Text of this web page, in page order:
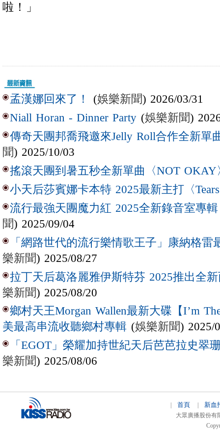
啦！」
孟漢娜回來了！ (娛樂新聞) 2026/03/31
Niall Horan - Dinner Party (娛樂新聞)
傳奇天團邦喬飛邀來Jelly Roll合作全新單
聞) 2025/10/03
搖滾天團到暑五秒全新單曲〈NOT OKAY
小天后莎賓娜卡本特 2025最新主打〈
流行最強天團魔力紅 2025全新錄音室專
聞) 2025/09/04
「網路世代的流行樂情歌王子」康納格雷
樂新聞) 2025/08/27
拉丁天后葛洛麗雅伊斯特芬 2025推出全新
樂新聞) 2025/08/20
鄉村天王Morgan Wallen最新大碟【I’m
美最高串流收聽鄉村專輯 (娛樂新聞) 2025/
「EGOT」榮耀加持世紀天后芭芭拉史翠
樂新聞) 2025/08/06
首頁 新血
大眾廣播股份有